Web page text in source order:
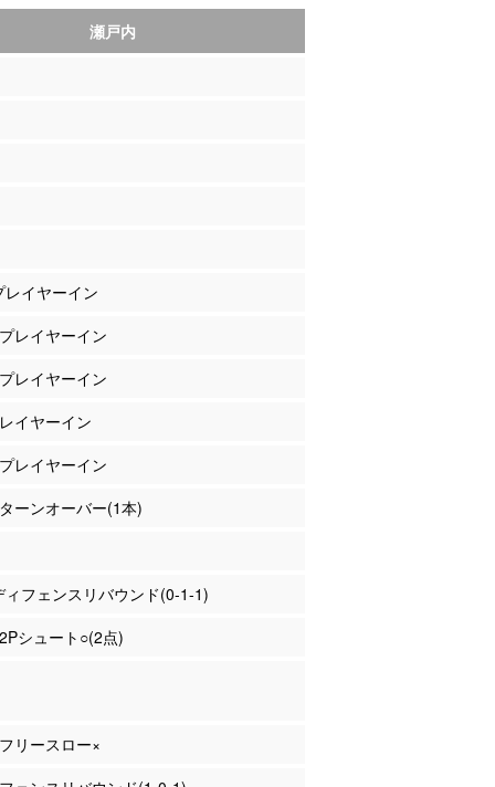
瀬戸内
イヤーイン
レイヤーイン
レイヤーイン
イヤーイン
レイヤーイン
ーンオーバー(1本)
ィフェンスリバウンド(0-1-1)
シュート○(2点)
リースロー×